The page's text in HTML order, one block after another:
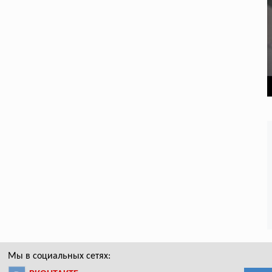
Мы в социальных сетях: